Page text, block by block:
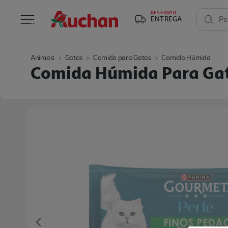
RESERVAR
ENTREGA
Animais Gatos Comida para Gatos Comida Húmida
Comida Húmida Para